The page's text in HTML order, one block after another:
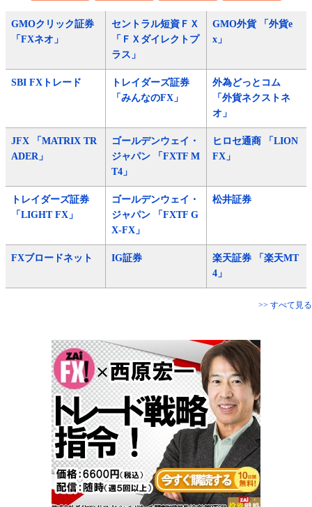
GMOクリック証券
「FXネオ」
セントラル短資ＦＸ
「ＦＸダイレクトプ
ラス」
GMO外貨 「外貨e
x」
SBI FXトレード
トレイダーズ証券
「みんなのFX」
外為どっとコム
「外貨ネクストネ
オ」
JFX 「MATRIX TR
ADER」
ゴールデンウェイ・
ジャパン 「FXTF M
T4」
ヒロセ通商 「LION
FX」
トレイダーズ証券
「LIGHT FX」
ゴールデンウェイ・
ジャパン 「FXTF G
X-FX」
松井証券
FXブロードネット IG証券
楽天証券 「楽天MT
4」
>> すべて見る